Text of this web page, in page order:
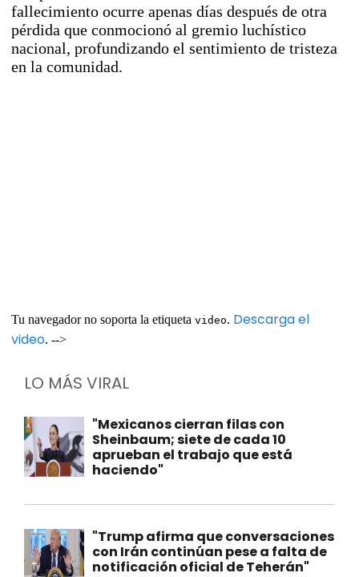
fallecimiento ocurre apenas días después de otra
pérdida que conmocionó al gremio luchístico
nacional, profundizando el sentimiento de tristeza
en la comunidad.
Tu navegador no soporta la etiqueta video. Descarga el
video. -->
LO MÁS VIRAL
"Mexicanos cierran filas con
Sheinbaum; siete de cada 10
aprueban el trabajo que está
haciendo"
"Trump afirma que conversaciones
con Irán continúan pese a falta de
notificación oficial de Teherán"